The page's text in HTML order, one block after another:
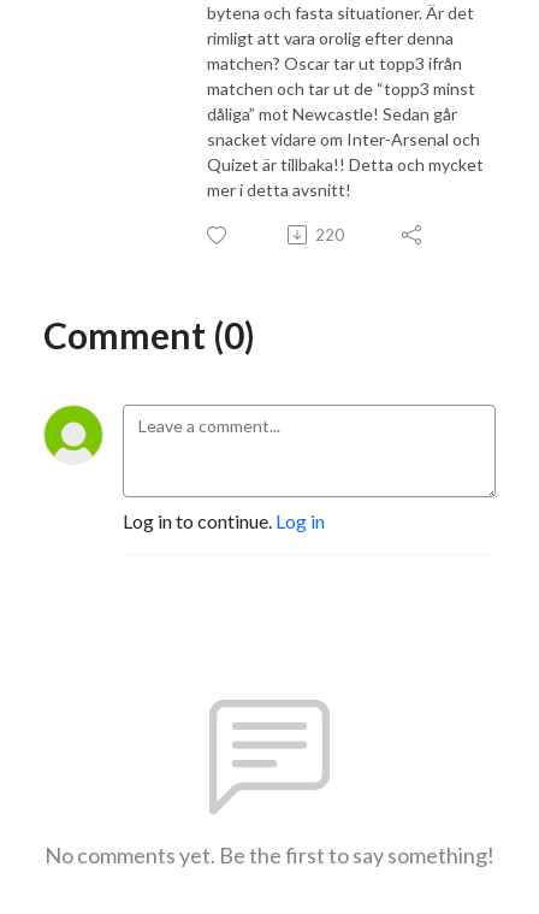
bytena och fasta situationer. Är det
rimligt att vara orolig efter denna
matchen? Oscar tar ut topp3 ifrån
matchen och tar ut de “topp3 minst
dåliga” mot Newcastle! Sedan går
snacket vidare om Inter-Arsenal och
Quizet är tillbaka!! Detta och mycket
mer i detta avsnitt!
220
Comment (0)
Log in to continue. Log in
No comments yet. Be the first to say something!